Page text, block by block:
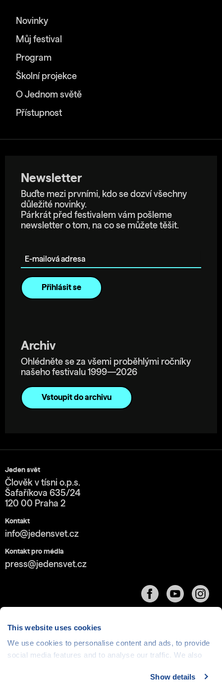
This website uses cookies
We use cookies to personalise content and ads, to provide
social media features and to analyse our traffic. We also
media, advertising and analytics partners who may
Show details
Novinky
Můj festival
Program
Školní projekce
O Jednom světě
Přístupnost
Newsletter
Buďte mezi prvními, kdo se dozví všechny
důležité novinky.
Párkrát před festivalem vám pošleme
newsletter o tom, na co se můžete těšit.
Archiv
Ohlédněte se za všemi proběhlými ročníky
našeho festivalu 1999—2026
Vstoupit do archivu
Jeden svět
Člověk v tísni o.p.s.
Šafaříkova 635/24
120 00 Praha 2
Kontakt
info@jedensvet.cz
Kontakt pro média
press@jedensvet.cz
Cookies| © 1999-2026 Člověk v tísni o.p.s., web běží